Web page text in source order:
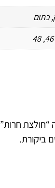
כתום
“חולצת חרות”
ביקורת.